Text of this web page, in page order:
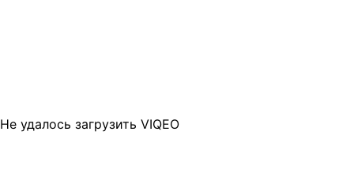
Не удалось загрузить VIQEO